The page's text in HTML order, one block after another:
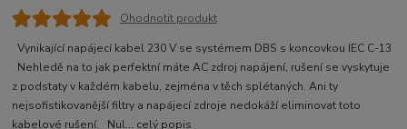
Ohodnotit produkt
Vynikající napájecí kabel 230 V se systémem DBS s koncovkou IEC C-13
Nehledě na to jak perfektní máte AC zdroj napájení, rušení se vyskytuje
z podstaty v každém kabelu, zejména v těch splétaných. Ani ty
nejsofistikovanější filtry a napájecí zdroje nedokáží eliminovat toto
kabelové rušení. Nul... celý popis